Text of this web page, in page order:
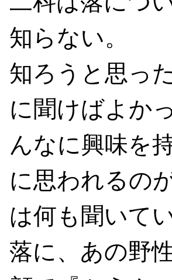
知らない。
知ろうと思っ
に聞けばよか
んなに興味を
に思われるの
は何も聞いて
落に、あの野